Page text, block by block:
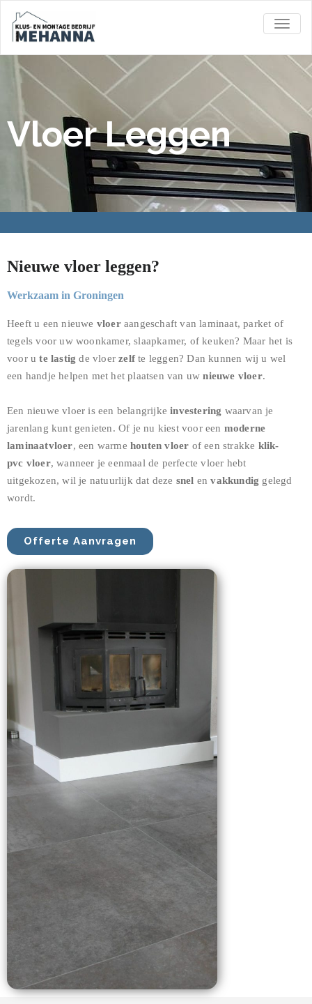
Vloer Leggen
Nieuwe vloer leggen?
Werkzaam in Groningen
Heeft u een nieuwe vloeraangeschaft van laminaat, parket of
tegels voor uw woonkamer, slaapkamer, of keuken? Maar het is
voor ute lastig de vloer zelf te leggen? Dan kunnen wij u wel
een handje helpen met het plaatsen van uwnieuwe vloer.
Een nieuwe vloer is een belangrijke investering waarvan je
jarenlang kunt genieten. Of je nu kiest voor een moderne
laminaatvloer, een warmehouten vloer of een strakke klik-
pvc vloer, wanneer je eenmaal de perfecte vloer hebt
uitgekozen, wil je natuurlijk dat deze snel envakkundig gelegd
wordt.
Offerte Aanvragen